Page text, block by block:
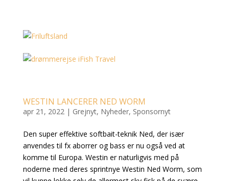
WESTIN LANCERER NED WORM
apr 21, 2022| Grejnyt, Nyheder, Sponsornyt
Den super effektive softbait-teknik Ned, der især
anvendes til fx aborrer og bass er nu også ved at
komme til Europa. Westin er naturligvis med på
noderne med deres sprintnye Westin Ned Worm, som